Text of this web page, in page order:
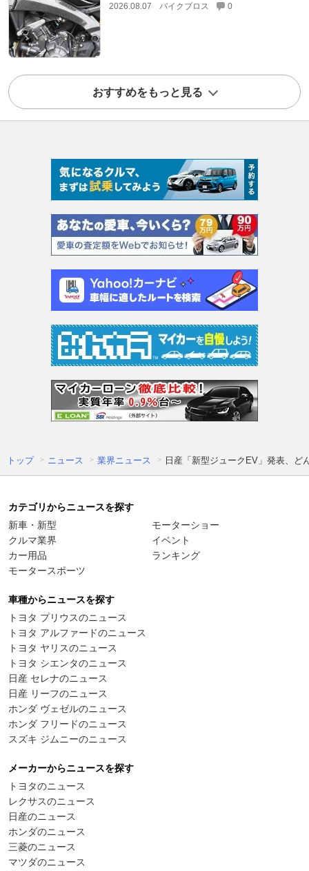
2026.08.07 バイクブロス 0
おすすめをもっと見る
トップ ニュース 業界ニュース 日産「新型ジュークEV」発表、ど
カテゴリからニュースを探す
新車・新型
クルマ業界
カー用品
モータースポーツ
モーターショー
イベント
ランキング
車種からニュースを探す
トヨタ プリウスのニュース
トヨタ アルファードのニュース
トヨタ ヤリスのニュース
トヨタ シエンタのニュース
日産 セレナのニュース
日産 リーフのニュース
ホンダ ヴェゼルのニュース
ホンダ フリードのニュース
スズキ ジムニーのニュース
メーカーからニュースを探す
トヨタのニュース
レクサスのニュース
日産のニュース
ホンダのニュース
三菱のニュース
マツダのニュース